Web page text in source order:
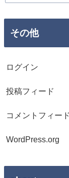
その他
ログイン
投稿フィード
コメントフィード
WordPress.org